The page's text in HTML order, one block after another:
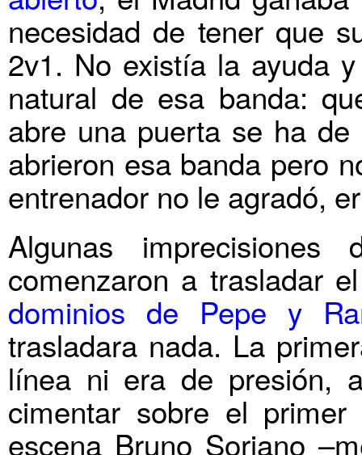
necesidad de tener que
2v1. No existía la ayuda
natural de esa banda:
abre una puerta se ha
abrieron esa banda pero
entrenador no le agradó,
Algunas
comenzaron a trasladar
dominios de Pepe y
trasladara nada. La
línea ni era de presión,
cimentar sobre el
escena Bruno Soriano